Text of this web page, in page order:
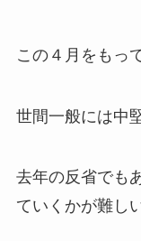
この４月をもっ
世間一般には中
去年の反省でも
ていくかが難し